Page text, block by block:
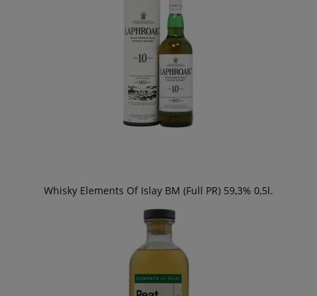
Whisky Elements Of Islay BM (Full PR) 59,3% 0,5l.